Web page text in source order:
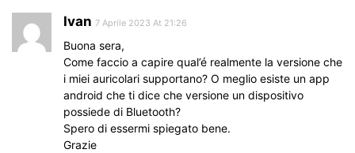
Ivan 7 Aprile 2023 At 21:26
Buona sera,
Come faccio a capire qual’é realmente la versione che
i miei auricolari supportano? O meglio esiste un app
android che ti dice che versione un dispositivo
possiede di Bluetooth?
Spero di essermi spiegato bene.
Grazie